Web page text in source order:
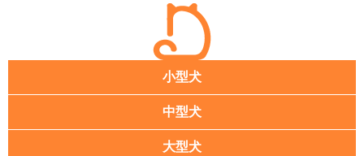
小型犬
中型犬
大型犬